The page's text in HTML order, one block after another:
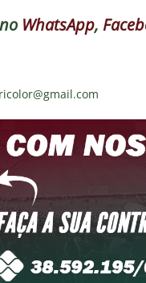
WhatsApp,